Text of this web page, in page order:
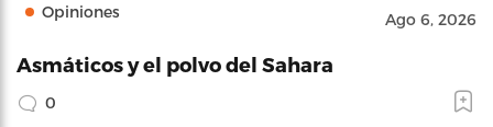
Opiniones Ago 6, 2026
Asmáticos y el polvo del Sahara
0